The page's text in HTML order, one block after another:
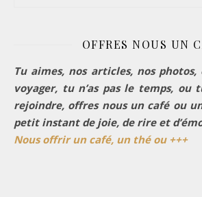
OFFRES NOUS UN
Tu aimes, nos articles, nos
voyager, tu n’as pas le temps, ou
rejoindre, offres nous un café ou
petit instant de joie, de rire et
Nous offrir un café, un thé ou +++